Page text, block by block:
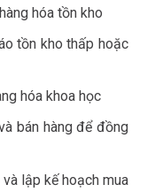
hóa tồn kho
tồn kho thấp hoặc
hóa khoa học
bán hàng để đồng
lập kế hoạch mua